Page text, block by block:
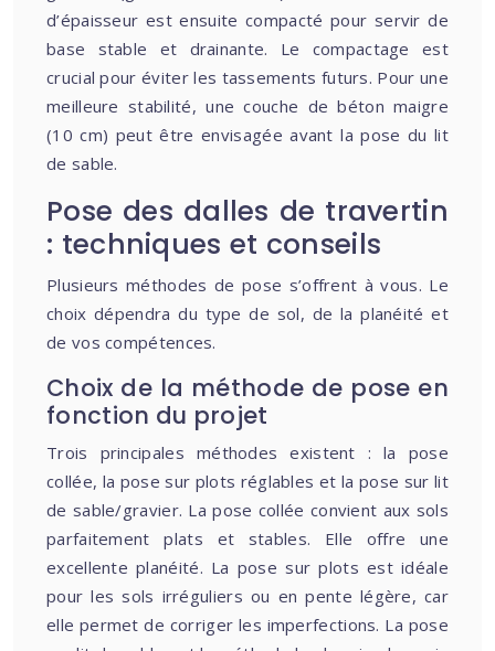
d’épaisseur est ensuite compacté pour servir de
base stable et drainante. Le compactage est
crucial pour éviter les tassements futurs. Pour une
meilleure stabilité, une couche de béton maigre
(10 cm) peut être envisagée avant la pose du lit
de sable.
Pose des dalles de travertin
: techniques et conseils
Plusieurs méthodes de pose s’offrent à vous. Le
choix dépendra du type de sol, de la planéité et
de vos compétences.
Choix de la méthode de pose en
fonction du projet
Trois principales méthodes existent : la pose
collée, la pose sur plots réglables et la pose sur lit
de sable/gravier. La pose collée convient aux sols
parfaitement plats et stables. Elle offre une
excellente planéité. La pose sur plots est idéale
pour les sols irréguliers ou en pente légère, car
elle permet de corriger les imperfections. La pose